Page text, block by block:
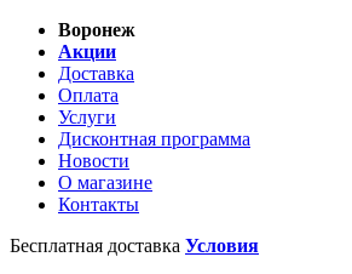
Воронеж
Акции
Доставка
Оплата
Услуги
Дисконтная программа
Новости
О магазине
Контакты
Бесплатная доставка Условия